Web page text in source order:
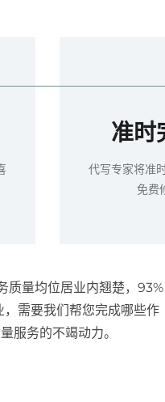
准时
代写专家将准
免费
质量均位居业内翘楚，93%
需要我们帮您完成哪些作
服务的不竭动力。